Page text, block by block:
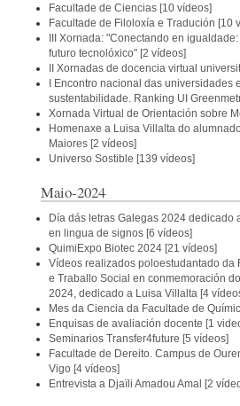
Facultade de Ciencias [10 vídeos]
Facultade de Filoloxía e Tradución [10
III Xornada: "Conectando en
futuro tecnolóxico" [2 vídeos]
II Xornadas de docencia virtual
I Encontro nacional das universidades
sustentabilidade. Ranking UI
Xornada Virtual de Orientación sobre
Homenaxe a Luisa Villalta do
Maiores [2 vídeos]
Universo Sostible [139 vídeos]
Maio-2024
Día dás letras Galegas 2024 dedicado
en lingua de signos [6 vídeos]
QuimiExpo Biotec 2024 [21 vídeos]
Vídeos realizados poloestudantado da
e Traballo Social en conmemoración
2024, dedicado a Luisa Villalta [4
Mes da Ciencia da Facultade de
Enquisas de avaliación docente [1
Seminarios Transfer4future [5 vídeos]
Facultade de Dereito. Campus de
Vigo [4 vídeos]
Entrevista a Djaïli Amadou Amal [2